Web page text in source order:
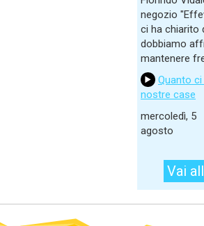
negozio
ci ha chiarito
dobbiamo
mantenere
Quanto
nostre case
mercoledì, 5
agosto
Vai